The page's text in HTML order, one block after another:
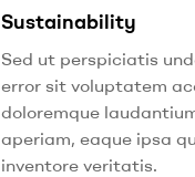
Sustainability
Sed ut perspiciatis
error sit voluptatem
doloremque
aperiam, eaque ipsa
inventore veritatis.